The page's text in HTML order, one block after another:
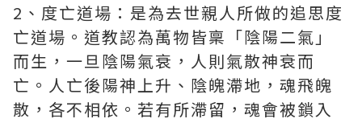
2、度亡道場：是為去世親人所做的追思度
亡道場。道教認為萬物皆稟「陰陽二氣」
而生，一旦陰陽氣衰，人則氣散神衰而
亡。人亡後陽神上升、陰魄滯地，魂飛魄
散，各不相依。若有所滯留，魂會被鎖入